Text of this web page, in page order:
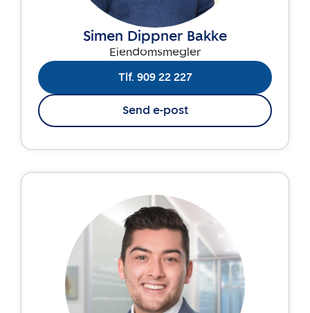
Simen Dippner Bakke
Eiendomsmegler
Tlf. 909 22 227
Send e-post